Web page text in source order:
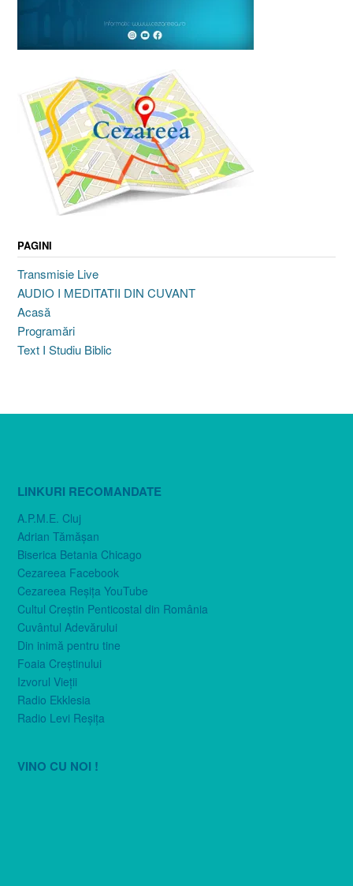
PAGINI
Transmisie Live
AUDIO I MEDITATII DIN CUVANT
Acasă
Programări
Text I Studiu Biblic
LINKURI RECOMANDATE
A.P.M.E. Cluj
Adrian Tămăşan
Biserica Betania Chicago
Cezareea Facebook
Cezareea Reşiţa YouTube
Cultul Creştin Penticostal din România
Cuvântul Adevărului
Din inimă pentru tine
Foaia Creştinului
Izvorul Vieţii
Radio Ekklesia
Radio Levi Reşiţa
VINO CU NOI !